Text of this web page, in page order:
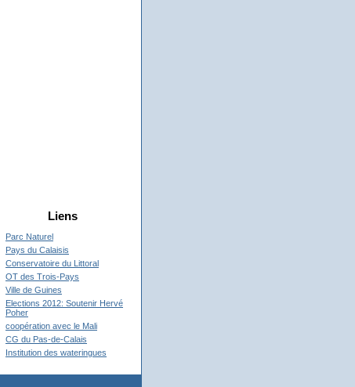
Liens
Parc Naturel
Pays du Calaisis
Conservatoire du Littoral
OT des Trois-Pays
Ville de Guines
Elections 2012: Soutenir Hervé
Poher
coopération avec le Mali
CG du Pas-de-Calais
Institution des wateringues